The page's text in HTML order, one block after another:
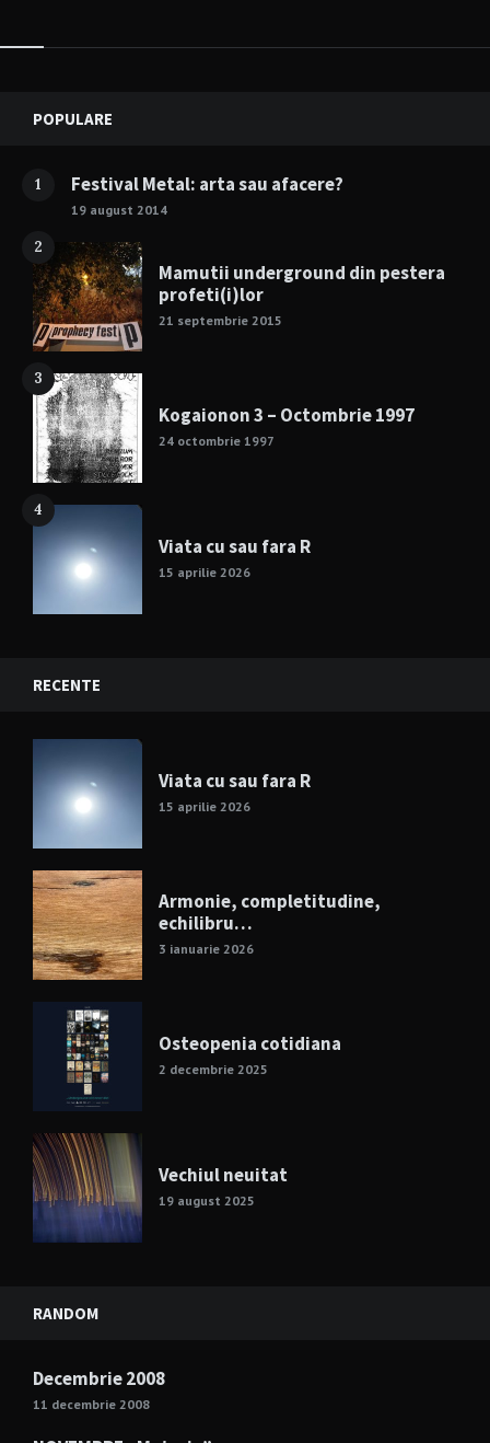
Widgets
POPULARE
1 Festival Metal: arta sau afacere?
19 august 2014
2
Mamutii underground din pestera
profeti(i)lor
21 septembrie 2015
3
Kogaionon 3 – Octombrie 1997
24 octombrie 1997
4
Viata cu sau fara R
15 aprilie 2026
RECENTE
Viata cu sau fara R
15 aprilie 2026
Armonie, completitudine,
echilibru…
3 ianuarie 2026
Osteopenia cotidiana
2 decembrie 2025
Vechiul neuitat
19 august 2025
RANDOM
Decembrie 2008
11 decembrie 2008